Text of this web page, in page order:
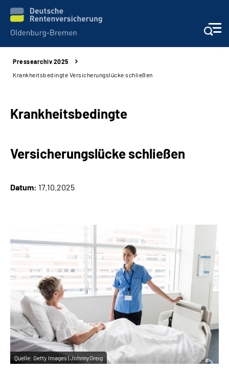
Karriere
Inhalte in Gebärdensprache (DGS)
Leichte Sprache
Suche
Mein Kundenportal
Pressearchiv 2025
Krankheitsbedingte Versicherungslücke schließen
Krankheitsbedingte
Versicherungslücke schließen
Datum: 17.10.2025
Quelle: Getty Images | JohnnyGreig